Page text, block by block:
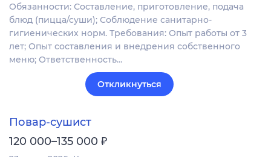
Обязанности: Составление, приготовление, подача
блюд (пицца/суши); Соблюдение санитарно-
гигиенических норм. Требования: Опыт работы от 3
лет; Опыт составления и внедрения собственного
меню; Ответственность…
Откликнуться
Повар-сушист
120 000–135 000 ₽